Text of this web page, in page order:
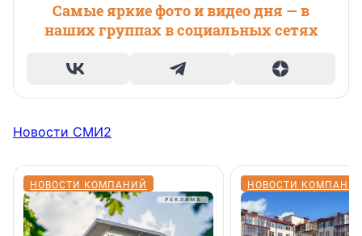
Самые яркие фото и видео дня — в
наших группах в социальных сетях
Новости СМИ2
НОВОСТИ КОМПАНИЙ НОВОСТИ